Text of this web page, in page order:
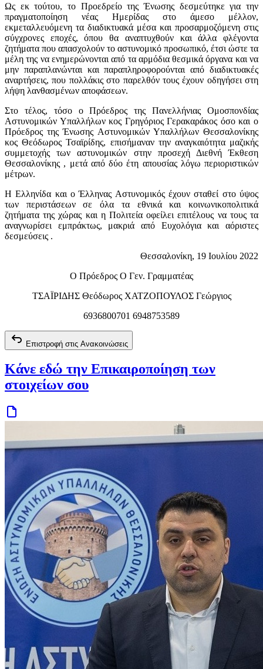
Ως εκ τούτου, το Προεδρείο της Ένωσης δεσμεύτηκε για την
πραγματοποίηση νέας Ημερίδας στο άμεσο μέλλον,
εκμεταλλευόμενη τα διαδικτυακά μέσα και προσαρμοζόμενη στις
σύγχρονες εποχές, όπου θα αναπτυχθούν και άλλα φλέγοντα
ζητήματα που απασχολούν το αστυνομικό προσωπικό, έτσι ώστε τα
μέλη της να ενημερώνονται από τα αρμόδια θεσμικά όργανα και να
μην παραπλανώνται και παραπληροφορούνται από διαδικτυακές
αναρτήσεις, που πολλάκις στο παρελθόν τους έχουν οδηγήσει στη
λήψη λανθασμένων αποφάσεων.
Στο τέλος, τόσο ο Πρόεδρος της Πανελλήνιας Ομοσπονδίας
Αστυνομικών Υπαλλήλων κος Γρηγόριος Γερακαράκος όσο και ο
Πρόεδρος της Ένωσης Αστυνομικών Υπαλλήλων Θεσσαλονίκης
κος Θεόδωρος Τσαϊρίδης, επισήμαναν την αναγκαιότητα μαζικής
συμμετοχής των αστυνομικών στην προσεχή Διεθνή Έκθεση
Θεσσαλονίκης , μετά από δύο έτη απουσίας λόγω περιοριστικών
μέτρων.
Η Ελληνίδα και ο Έλληνας Αστυνομικός έχουν σταθεί στο ύψος
των περιστάσεων σε όλα τα εθνικά και κοινωνικοπολιτικά
ζητήματα της χώρας και η Πολιτεία οφείλει επιτέλους να τους τα
αναγνωρίσει εμπράκτως, μακριά από Ευχολόγια και αόριστες
δεσμεύσεις .
Θεσσαλονίκη, 19 Ιουλίου 2022
Ο Πρόεδρος Ο Γεν. Γραμματέας
ΤΣΑΪΡΙΔΗΣ Θεόδωρος ΧΑΤΖΟΠΟΥΛΟΣ Γεώργιος
6936800701 6948753589
Επιστροφή στις Ανακοινώσεις
Κάνε εδώ την Επικαιροποίηση των
στοιχείων σου